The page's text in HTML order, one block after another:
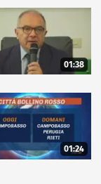
01:38
01:24